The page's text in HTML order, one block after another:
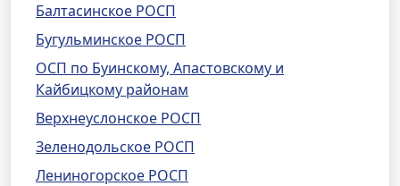
Балтасинское РОСП
Бугульминское РОСП
ОСП по Буинскому, Апастовскому и
Кайбицкому районам
Верхнеуслонское РОСП
Зеленодольское РОСП
Лениногорское РОСП